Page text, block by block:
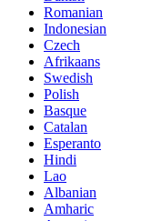
Romanian
Indonesian
Czech
Afrikaans
Swedish
Polish
Basque
Catalan
Esperanto
Hindi
Lao
Albanian
Amharic